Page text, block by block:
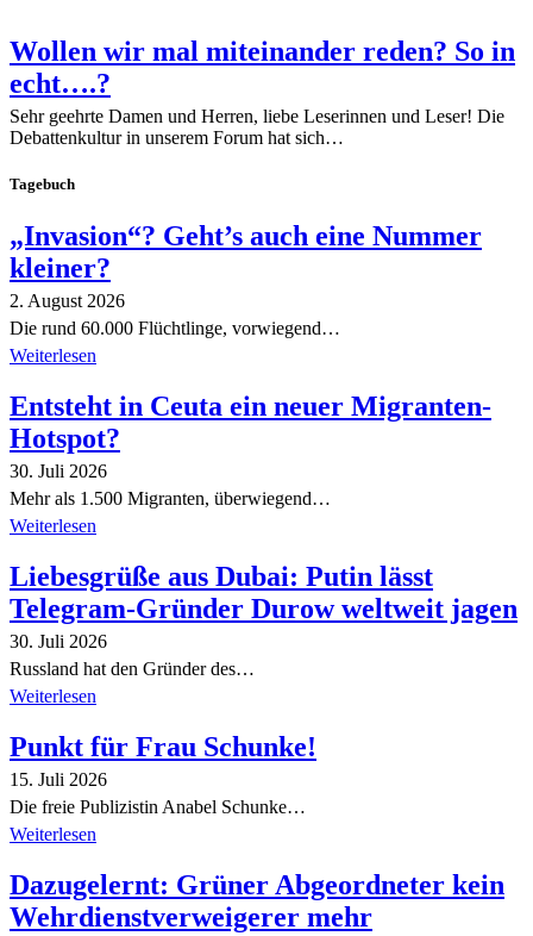
Wollen wir mal miteinander reden? So in
echt….?
Sehr geehrte Damen und Herren, liebe Leserinnen und Leser! Die
Debattenkultur in unserem Forum hat sich…
Tagebuch
„Invasion“? Geht’s auch eine Nummer
kleiner?
2. August 2026
Die rund 60.000 Flüchtlinge, vorwiegend…
Weiterlesen
Entsteht in Ceuta ein neuer Migranten-
Hotspot?
30. Juli 2026
Mehr als 1.500 Migranten, überwiegend…
Weiterlesen
Liebesgrüße aus Dubai: Putin lässt
Telegram-Gründer Durow weltweit jagen
30. Juli 2026
Russland hat den Gründer des…
Weiterlesen
Punkt für Frau Schunke!
15. Juli 2026
Die freie Publizistin Anabel Schunke…
Weiterlesen
Dazugelernt: Grüner Abgeordneter kein
Wehrdienstverweigerer mehr